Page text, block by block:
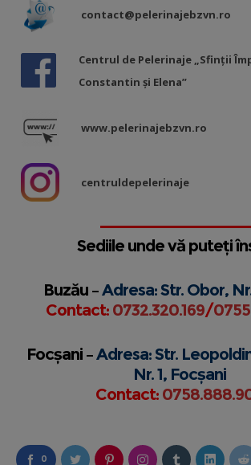
contact@pelerinajebzvn.ro
Centrul de Pelerinaje „Sfinții
Constantin și Elena”
www.pelerinajebzvn.ro
centruldepelerinaje
Sediile unde vă puteți
Buzău –Adresa: Str. Obor,
Contact: 0732.320.169/
Focșani –Adresa: Str.
Nr. 1, Focșani
Contact:
0